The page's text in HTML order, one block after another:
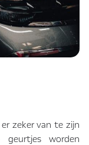
zeker van te zijn
worden